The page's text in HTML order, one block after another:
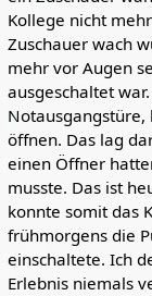
Kollege nicht
Zuschauer wach
mehr vor Augen
ausgeschaltet
öffnen. Das lag
einen Öffner
musste. Das ist
konnte somit das
frühmorgens die
einschaltete. Ich
Erlebnis niemals